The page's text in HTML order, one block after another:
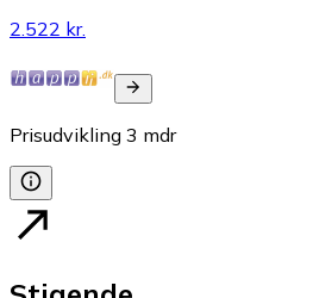
2.522 kr.
Prisudvikling 3 mdr